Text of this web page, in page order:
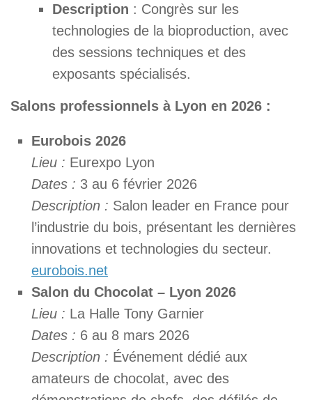
Description : Congrès sur les
technologies de la bioproduction, avec
des sessions techniques et des
exposants spécialisés.
Salons professionnels à Lyon en 2026 :
Eurobois 2026
Lieu : Eurexpo Lyon
Dates : 3 au 6 février 2026
Description : Salon leader en France pour
l’industrie du bois, présentant les dernières
innovations et technologies du secteur.
eurobois.net
Salon du Chocolat – Lyon 2026
Lieu : La Halle Tony Garnier
Dates : 6 au 8 mars 2026
Description : Événement dédié aux
amateurs de chocolat, avec des